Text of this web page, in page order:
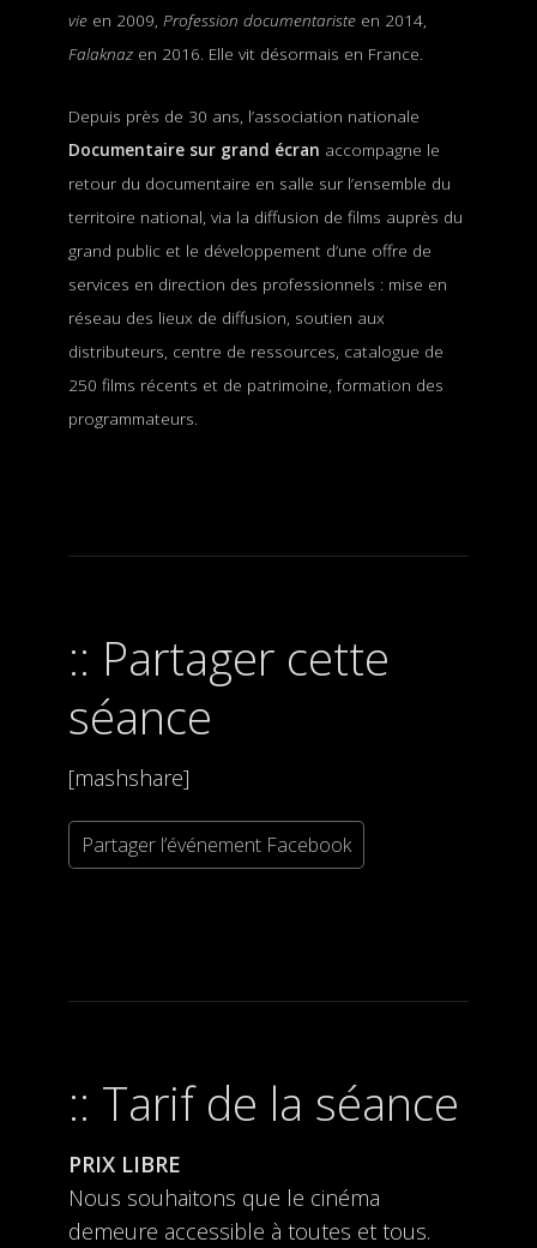
vieen 2009, Profession documentaristeen 2014,
Falaknazen 2016. Elle vit désormais en France.
Depuis près de 30 ans, l’association nationale
Documentaire sur grand écran accompagne le
retour du documentaire en salle sur l’ensemble du
territoire national, via la diffusion de films auprès du
grand public et le développement d’une offre de
services en direction des professionnels : mise en
réseau des lieux de diffusion, soutien aux
distributeurs, centre de ressources, catalogue de
250 films récents et de patrimoine, formation des
programmateurs.
Partager cette
séance
[mashshare]
Partager l’événement Facebook
Tarif de la séance
PRIX LIBRE
Nous souhaitons que le cinéma
demeure accessible à toutes et tous.